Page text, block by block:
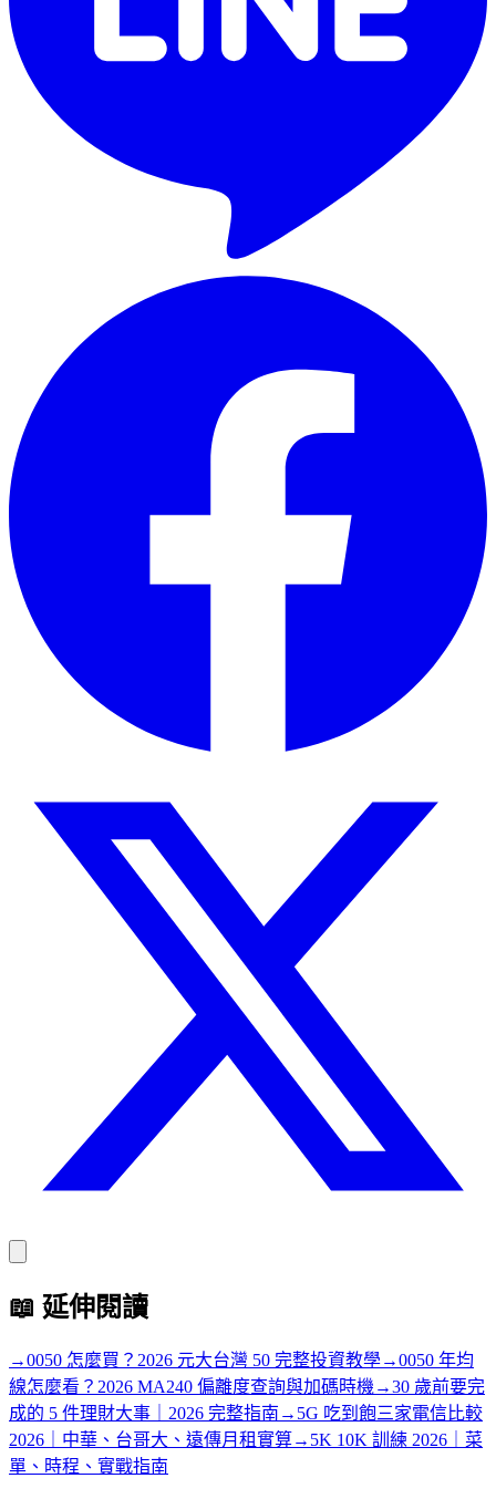
📖 延伸閱讀
→0050 怎麼買？2026 元大台灣 50 完整投資教學→0050 年均
線怎麼看？2026 MA240 偏離度查詢與加碼時機→30 歲前要完
成的 5 件理財大事｜2026 完整指南 → 5G 吃到飽三家電信比較
2026｜中華、台哥大、遠傳月租實算→ 5K 10K 訓練 2026｜菜
單、時程、實戰指南